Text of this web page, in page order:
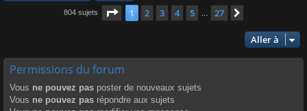
804 sujets Page 1sur27
1 2 3 4 5 27
Aller à
Permissions du forum
Vous ne pouvez pas poster de nouveaux sujets
Vous ne pouvez pas répondre aux sujets